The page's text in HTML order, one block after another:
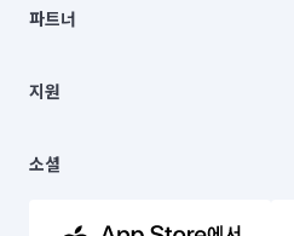
주소 | 본사: 서울특별시 종로구 율곡로
컨택센터 : 서울특별시 종로구 수송동
상품, 상품정보, 거래에 관한 의무와 책
언론 보도 관련 문의:
© 유한회사 미소. Miso, Inc. All Rights
채용
파트너
이사
지원
이용약관
소셜